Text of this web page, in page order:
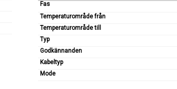
Fas
Temperaturområde från
Temperaturområde till
Typ
Godkännanden
Kabeltyp
Mode